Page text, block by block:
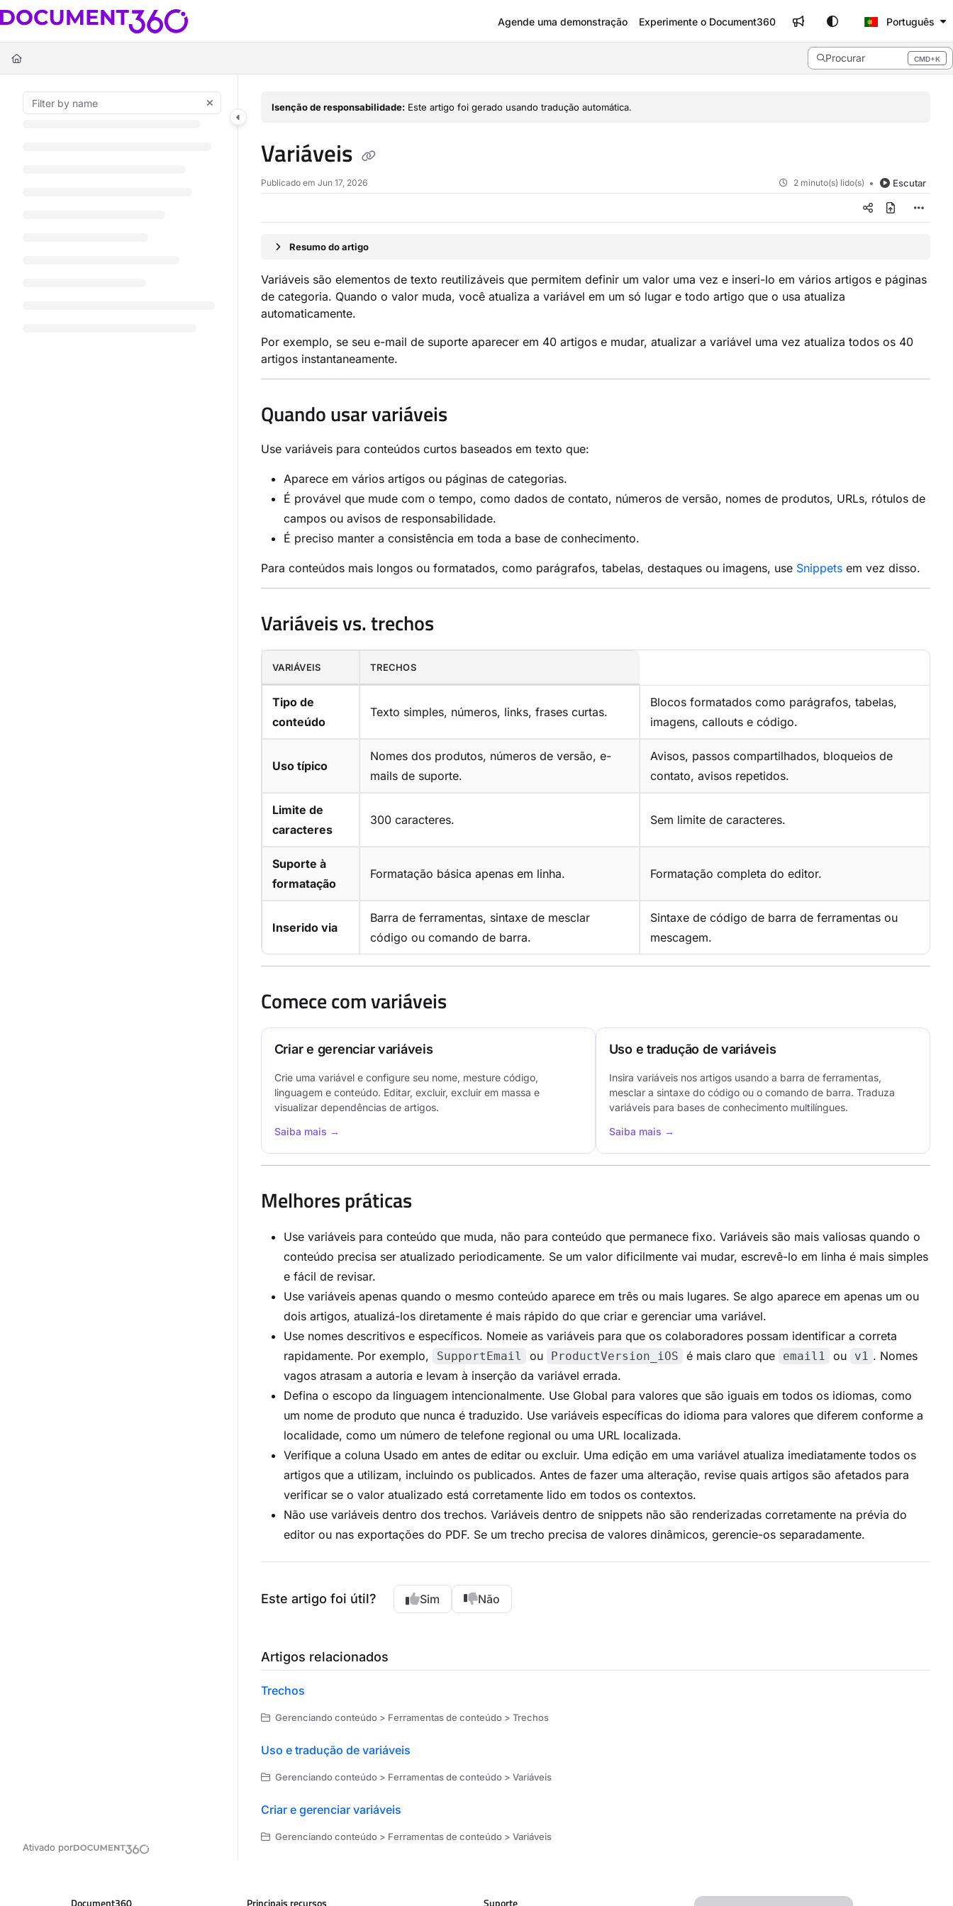
Documentation Index
Fetch the complete documentation index at:
Use this file to discover all available pages before exploring further.
Agende uma demonstração Experimente o Document360 Português
Procurar CMD+K
Press CMD+K to open search
Ativado por
Isenção de responsabilidade: Este artigo foi gerado usando tradução automática.
Variáveis
Publicado em Jun 17, 2026 2 minuto(s) lido(s) Escutar
Resumo do artigo
Variáveis são elementos de texto reutilizáveis que permitem definir um valor uma vez e inseri-lo em vários artigos e páginas
de categoria. Quando o valor muda, você atualiza a variável em um só lugar e todo artigo que o usa atualiza
automaticamente.
Por exemplo, se seu e-mail de suporte aparecer em 40 artigos e mudar, atualizar a variável uma vez atualiza todos os 40
artigos instantaneamente.
Quando usar variáveis
Use variáveis para conteúdos curtos baseados em texto que:
Aparece em vários artigos ou páginas de categorias.
É provável que mude com o tempo, como dados de contato, números de versão, nomes de produtos, URLs, rótulos de
campos ou avisos de responsabilidade.
É preciso manter a consistência em toda a base de conhecimento.
Para conteúdos mais longos ou formatados, como parágrafos, tabelas, destaques ou imagens, use Snippets em vez disso.
Variáveis vs. trechos
VARIÁVEIS TRECHOS
Tipo de
conteúdo
Texto simples, números, links, frases curtas.
Blocos formatados como parágrafos, tabelas,
imagens, callouts e código.
Uso típico
Nomes dos produtos, números de versão, e-
mails de suporte.
Avisos, passos compartilhados, bloqueios de
contato, avisos repetidos.
Limite de
caracteres
300 caracteres. Sem limite de caracteres.
Suporte à
formatação
Formatação básica apenas em linha. Formatação completa do editor.
Inserido via
Barra de ferramentas, sintaxe de mesclar
código ou comando de barra.
Sintaxe de código de barra de ferramentas ou
mescagem.
Comece com variáveis
Criar e gerenciar variáveis
Crie uma variável e configure seu nome, mesture código,
linguagem e conteúdo. Editar, excluir, excluir em massa e
visualizar dependências de artigos.
Saiba mais →
Uso e tradução de variáveis
Insira variáveis nos artigos usando a barra de ferramentas,
mesclar a sintaxe do código ou o comando de barra. Traduza
variáveis para bases de conhecimento multilíngues.
Saiba mais →
Melhores práticas
Use variáveis para conteúdo que muda, não para conteúdo que permanece fixo. Variáveis são mais valiosas quando o
conteúdo precisa ser atualizado periodicamente. Se um valor dificilmente vai mudar, escrevê-lo em linha é mais simples
e fácil de revisar.
Use variáveis apenas quando o mesmo conteúdo aparece em três ou mais lugares. Se algo aparece em apenas um ou
dois artigos, atualizá-los diretamente é mais rápido do que criar e gerenciar uma variável.
Use nomes descritivos e específicos. Nomeie as variáveis para que os colaboradores possam identificar a correta
rapidamente. Por exemplo,
SupportEmail ou ProductVersion_iOS é mais claro que email1 ou v1 . Nomes
vagos atrasam a autoria e levam à inserção da variável errada.
Defina o escopo da linguagem intencionalmente. Use Global para valores que são iguais em todos os idiomas, como
um nome de produto que nunca é traduzido. Use variáveis específicas do idioma para valores que diferem conforme a
localidade, como um número de telefone regional ou uma URL localizada.
Verifique a coluna Usado em antes de editar ou excluir. Uma edição em uma variável atualiza imediatamente todos os
artigos que a utilizam, incluindo os publicados. Antes de fazer uma alteração, revise quais artigos são afetados para
verificar se o valor atualizado está corretamente lido em todos os contextos.
Não use variáveis dentro dos trechos. Variáveis dentro de snippets não são renderizadas corretamente na prévia do
editor ou nas exportações do PDF. Se um trecho precisa de valores dinâmicos, gerencie-os separadamente.
Este artigo foi útil? Sim Não
Artigos relacionados
Trechos
Gerenciando conteúdo > Ferramentas de conteúdo > Trechos
Uso e tradução de variáveis
Gerenciando conteúdo > Ferramentas de conteúdo > Variáveis
Criar e gerenciar variáveis
Gerenciando conteúdo > Ferramentas de conteúdo > Variáveis
Document360 Principais recursos Suporte